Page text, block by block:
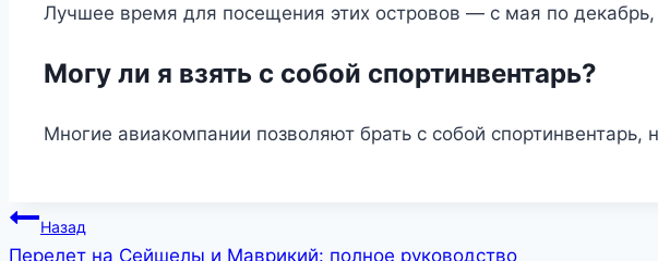
Лучшее время для посещения этих островов — с мая по
Могу ли я взять с собой спортинвентарь?
Многие авиакомпании позволяют брать с собой
Навигация
Назад
Перелет на Сейшелы и Маврикий: полное руководство